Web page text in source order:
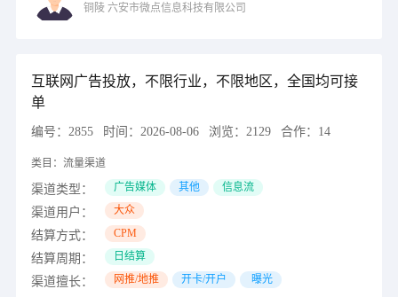
铜陵 六安市微点信息科技有限公司
互联网广告投放，不限行业，不限地区，全国均可接
单
编号： 2855 时间： 2026-08-06 浏览： 2129 合作： 14
类目： 流量渠道
渠道类型： 广告媒体 其他 信息流
渠道用户： 大众
结算方式： CPM
结算周期： 日结算
渠道擅长： 网推/地推 开卡/开户 曝光